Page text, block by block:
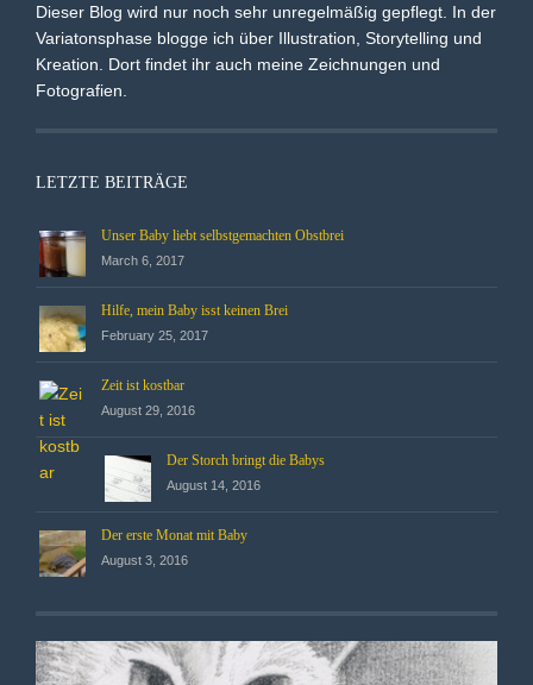
Dieser Blog wird nur noch sehr unregelmäßig gepflegt. In der
Variatonsphase blogge ich über Illustration, Storytelling und
Kreation. Dort findet ihr auch meine Zeichnungen und
Fotografien.
LETZTE BEITRÄGE
Unser Baby liebt selbstgemachten Obstbrei
March 6, 2017
Hilfe, mein Baby isst keinen Brei
February 25, 2017
Zeit ist kostbar
August 29, 2016
Der Storch bringt die Babys
August 14, 2016
Der erste Monat mit Baby
August 3, 2016